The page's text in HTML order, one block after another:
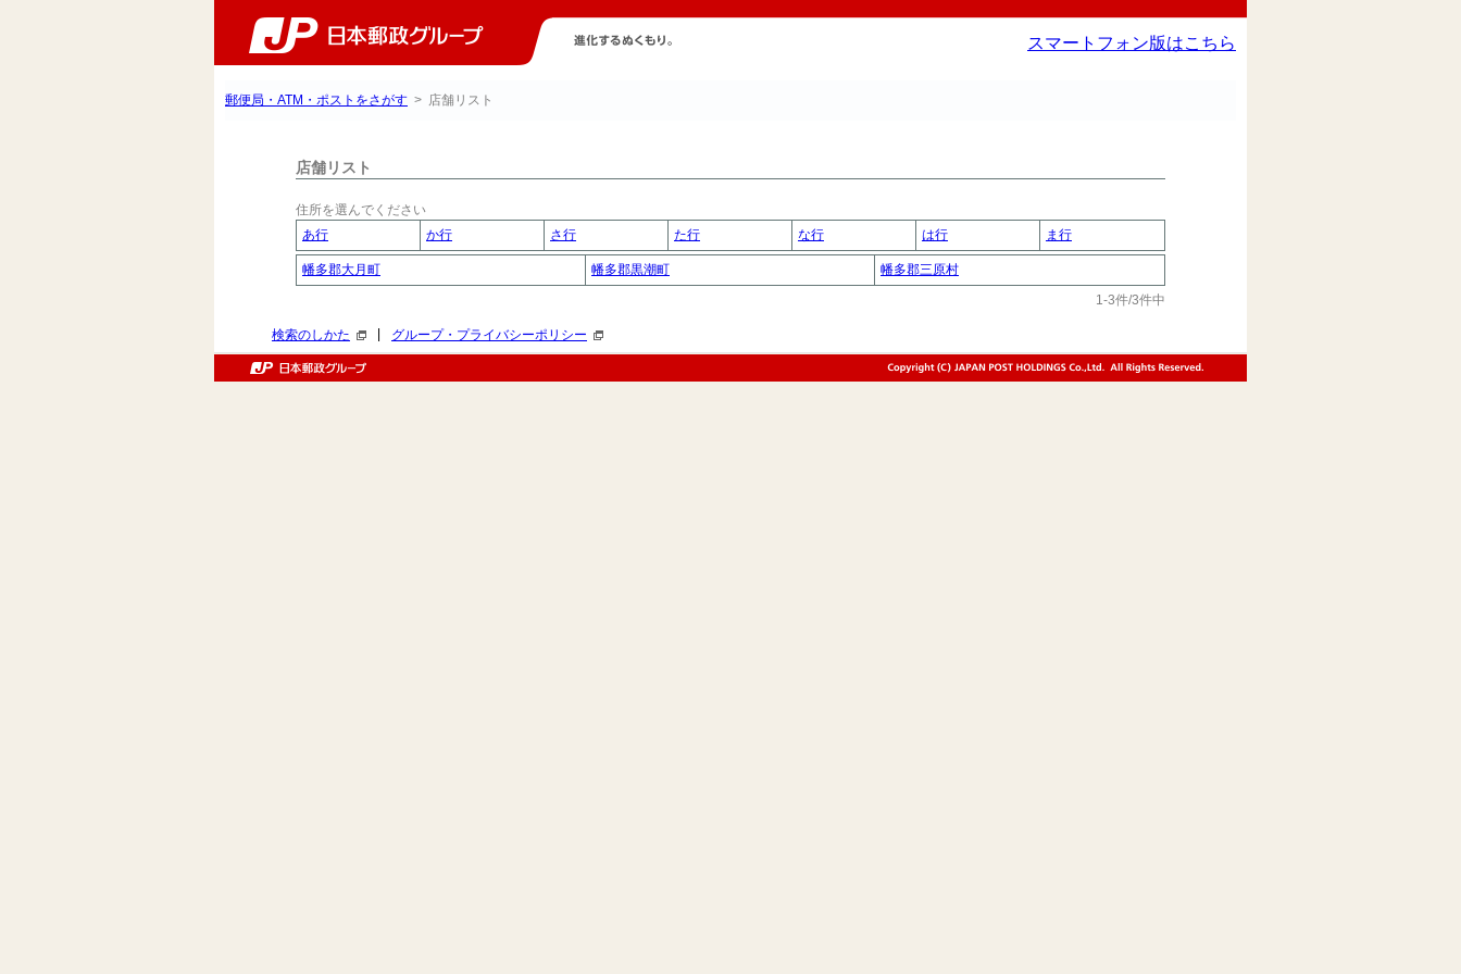
スマートフォン版はこちら
郵便局・ATM・ポストをさがす > 店舗リスト
店舗リスト
住所を選んでください
あ行
か行 さ行 た行 な行 は行 ま行
幡多郡大月町 幡多郡黒潮町
幡多郡三原村
1-3件/3件中
検索のしかた グループ・プライバシーポリシー